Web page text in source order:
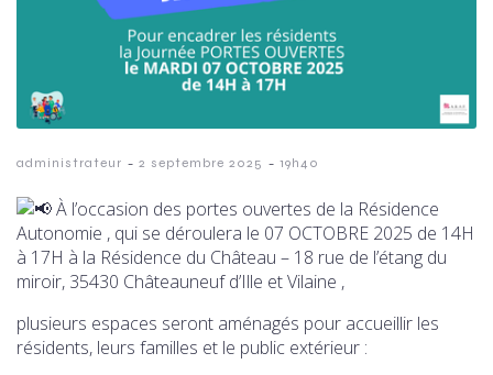
administrateur - 2 septembre 2025 - 19h40
À l’occasion des portes ouvertes de la Résidence
Autonomie , qui se déroulera le 07 OCTOBRE 2025 de 14H
à 17H à la Résidence du Château – 18 rue de l’étang du
miroir, 35430 Châteauneuf d’Ille et Vilaine ,
plusieurs espaces seront aménagés pour accueillir les
résidents, leurs familles et le public extérieur :